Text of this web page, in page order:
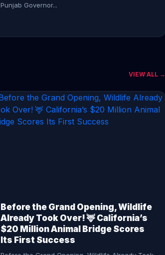
Punjab Governor...
CONTINUE READING →
VIEW ALL →
Before the Grand Opening, Wildlife
Already Took Over! 🦌 California’s
$20 Million Animal Bridge Scores
Its First Success